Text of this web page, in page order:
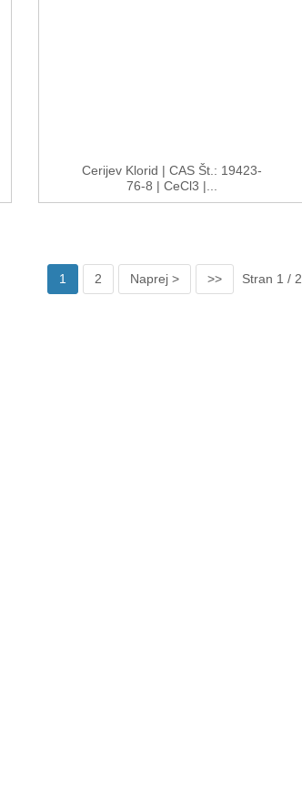
Cerijev Klorid | CAS Št.: 19423-
76-8 | CeCl3 |...
1 2 Naprej > >> Stran 1 / 2